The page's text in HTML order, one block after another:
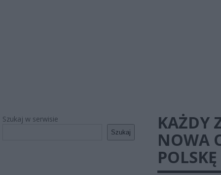
Szukaj w serwisie
Szukaj
KAŻDY
NOWA
POLSKĘ